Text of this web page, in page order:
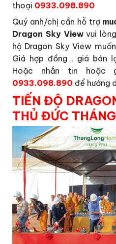
thoại 0933.098.890
Quý anh/chị cần hỗ trợ
Dragon Sky Viewvui
hộ Dragon Sky View
Giá hợp đồng , giá bán
Hoặc nhắn tin hoặc
0933.098.890 để hướng
TIẾN ĐỘ
THỦ ĐỨC